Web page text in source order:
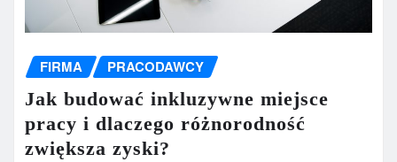
FIRMA PRACODAWCY
Jak budować inkluzywne miejsce
pracy i dlaczego różnorodność
zwiększa zyski?